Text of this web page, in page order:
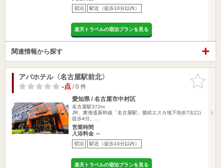
宿泊 駅近（徒歩10分以内）
楽天トラベルの宿泊プランを見る
関連情報から探す
お気に入
りに追加
アパホテル〈名古屋駅前北〉
-点/ 0 件
愛知県 / 名古屋市中村区
名古屋駅372m
JR、東海道新幹線「名古屋駅」接続エスカ地下街(E7出口)
徒歩4分。…
営業時間
入浴料金 ～
宿泊 駅近（徒歩10分以内）
楽天トラベルの宿泊プランを見る